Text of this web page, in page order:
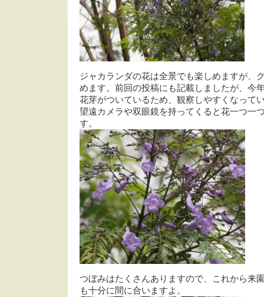
ジャカランダの花は全景でも楽しめますが、
めます。前回の投稿にも記載しましたが、今
花芽がついているため、観察しやすくなって
望遠カメラや双眼鏡を持ってくると花一つ一
す。
つぼみはたくさんありますので、これから来
も十分に間に合いますよ。